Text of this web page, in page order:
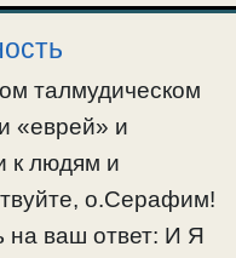
талмудическом
«еврей» и
к людям и
о.Серафим!
на ваш ответ: И Я